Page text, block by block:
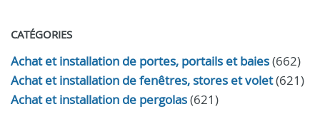
CATÉGORIES
Achat et installation de portes, portails et baies(662)
Achat et installation de fenêtres, stores et volet(621)
Achat et installation de pergolas(621)